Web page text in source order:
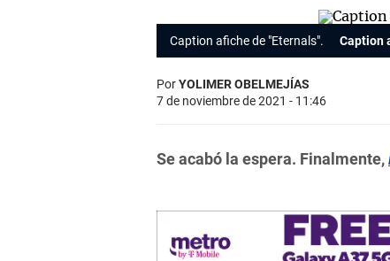
Caption afiche de "Eternals". Caption
PorYOLIMER OBELMEJÍAS
7 de noviembre de 2021 - 11:46
Se acabó la espera. Finalmente,